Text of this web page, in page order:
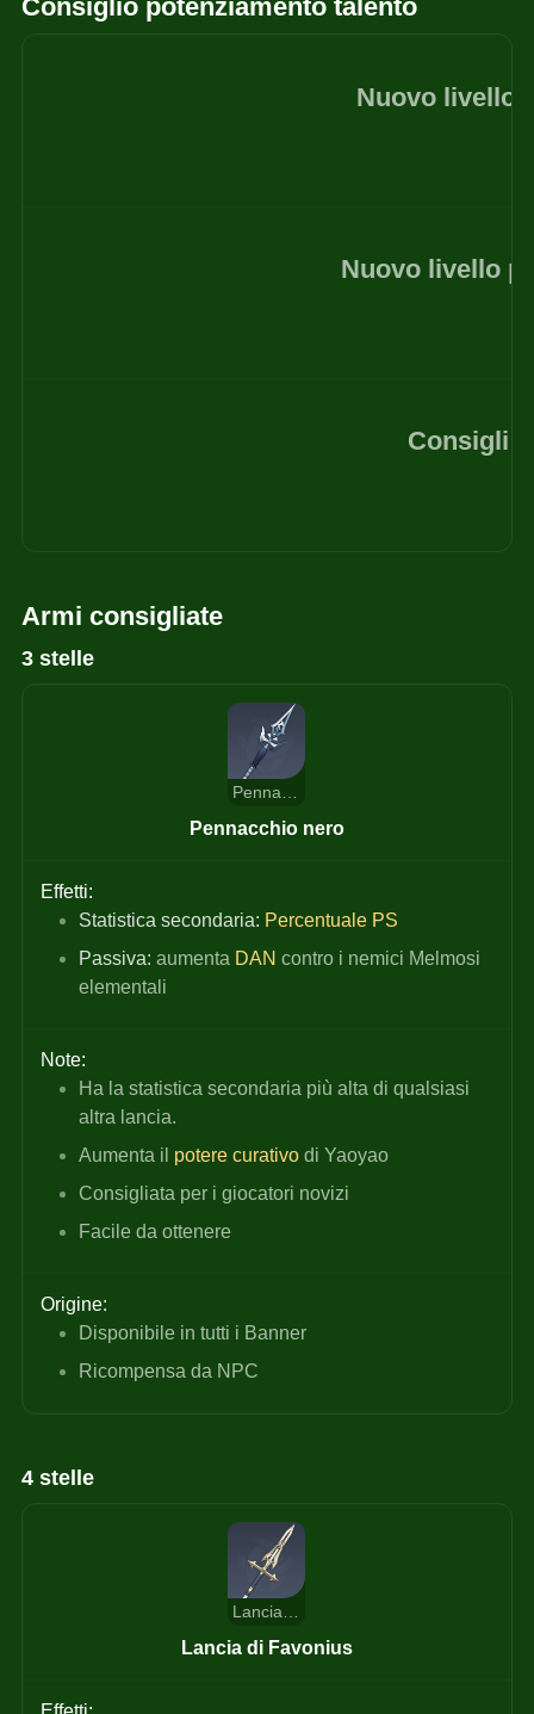
Consiglio potenziamento talento
Nuovo livello
Nuovo livello
Consigli
Armi consigliate
3 stelle
Pennacchio nero
Pennacchio nero
Effetti:
Statistica secondaria: Percentuale PS
Passiva: aumenta DAN contro i nemici Melmosi
elementali
Note:
Ha la statistica secondaria più alta di qualsiasi
altra lancia.
Aumenta il potere curativo di Yaoyao
Consigliata per i giocatori novizi
Facile da ottenere
Origine:
Disponibile in tutti i Banner
Ricompensa da NPC
4 stelle
Lancia di Favonius
Lancia di Favonius